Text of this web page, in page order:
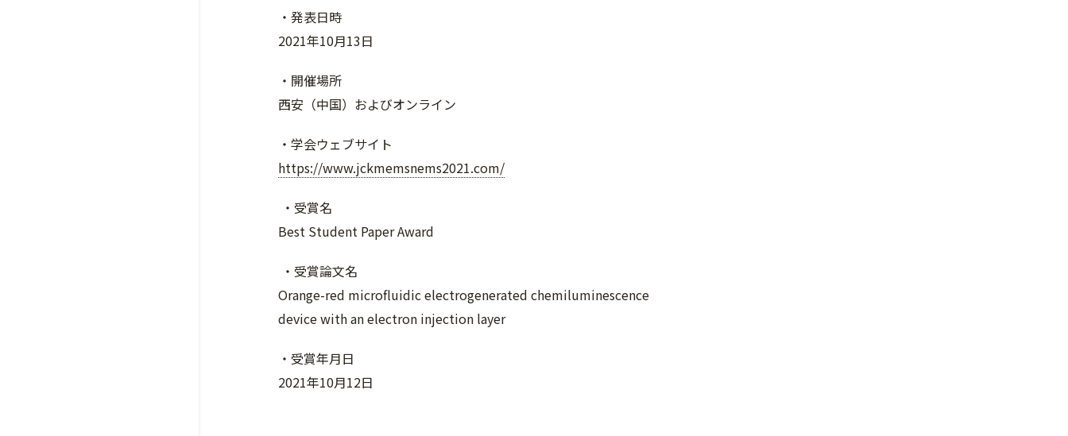
・発表日時
2021年10月13日
・開催場所
西安（中国）およびオンライン
・学会ウェブサイト
https://www.jckmemsnems2021.com/
・受賞名
Best Student Paper Award
・受賞論文名
Orange-red microfluidic electrogenerated chemiluminescence
device with an electron injection layer
・受賞年月日
2021年10月12日